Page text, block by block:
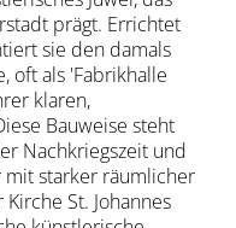
prägt. Errichtet
sie den damals
oft als 'Fabrikhalle
klaren,
Bauweise steht
Nachkriegszeit und
starker räumlicher
St. Johannes